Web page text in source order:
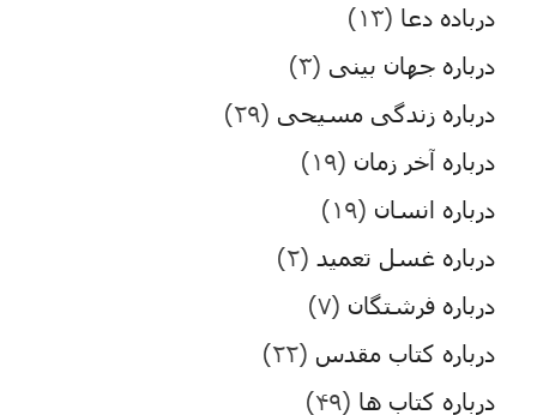
درباده دعا (۱۳)
درباره جهان بینی (۳)
درباره زندگی مسیحی (۲۹)
درباره آخر زمان (۱۹)
درباره انسان (۱۹)
درباره غسل تعمید (۲)
درباره فرشتگان (۷)
درباره کتاب مقدس (۲۲)
درباره کتاب ها (۴۹)